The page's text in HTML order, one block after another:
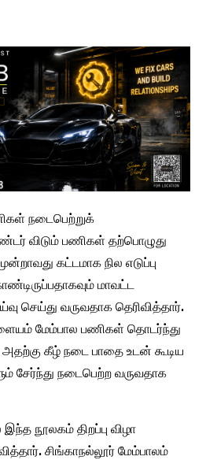
நடைபெற்றுக்
விடும் பணிகள் தற்பொழுது
கட்டமாக நில எடுப்பு
மாவட்ட
செய்து வருவதாக தெரிவித்தார்.
மேம்பால பணிகள் தொடர்ந்து
அதற்கு கீழ் நடை பாதை உடன் கூடிய
சேர்ந்து நடைபெற்ற வருவதாக
நூலகம் திறப்பு விழா
சிங்காநல்லூர் மேம்பாலம்